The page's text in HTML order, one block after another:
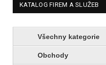
KATALOG FIREM A SLUŽEB
Všechny kategorie
Obchody